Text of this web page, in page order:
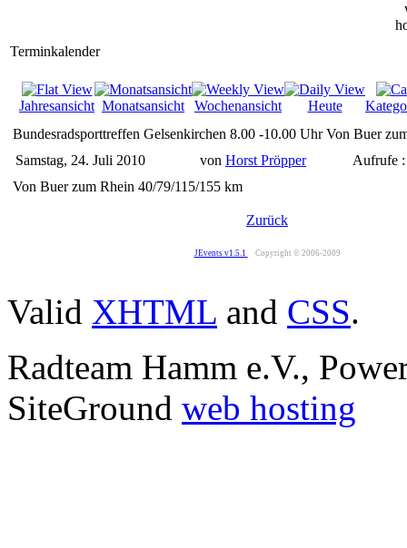
Terminkalender
Jahresansicht Monatsansicht Wochenansicht Heute
Bundesradsporttreffen Gelsenkirchen 8.00 -10.00 Uhr Von Buer
Samstag, 24. Juli 2010
von Horst Pröpper
Aufrufe
Von Buer zum Rhein 40/79/115/155 km
Zurück
JEvents v1.5.1 Copyright © 2006-2009
Valid XHTML and CSS.
Radteam Hamm e.V.,
SiteGround web hosting